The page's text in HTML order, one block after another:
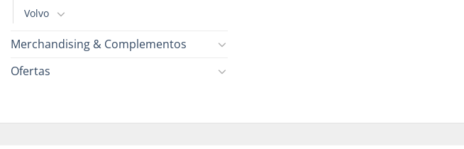
Volvo
Merchandising & Complementos
Ofertas